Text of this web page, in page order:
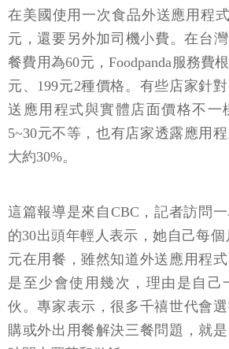
在美國使用一次食品外送應用程
元，還要另外加司機小費。在台灣
餐費用為60元，Foodpanda服務費
元、199元2種價格。有些店家針
送應用程式與實體店面價格不一
5~30元不等，也有店家透露應用
大約30%。
這篇報導是來自CBC，記者訪問
的30出頭年輕人表示，她自己每個
元在用餐，雖然知道外送應用程
是至少會使用幾次，理由是自己
伙。專家表示，很多千禧世代會
購或外出用餐解決三餐問題，就